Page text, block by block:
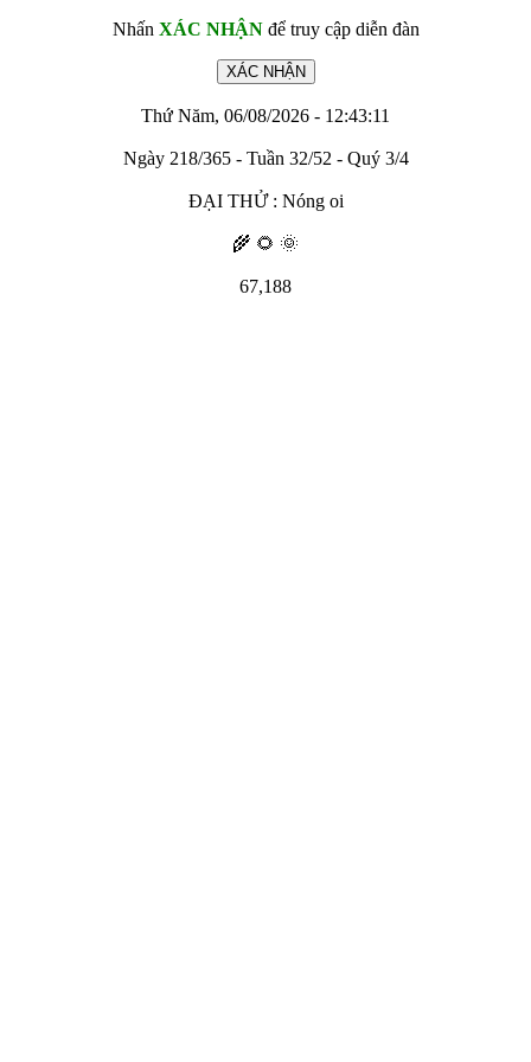
Nhấn XÁC NHẬNđể truy cập diễn đàn
Thứ Năm, 06/08/2026 - 12:43:11
Ngày 218/365 - Tuần 32/52 - Quý 3/4
ĐẠI THỬ : Nóng oi
🌾 🌻 🌞
67,188